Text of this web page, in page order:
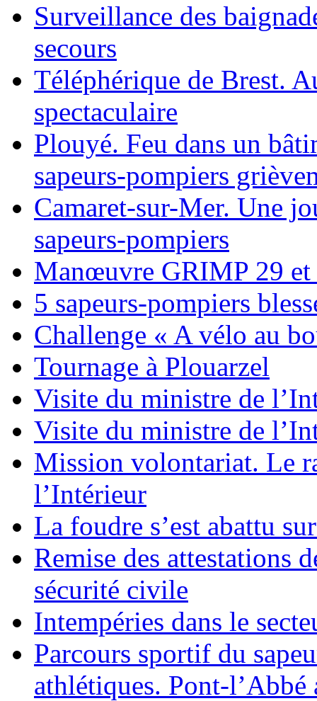
Surveillance des
secours
Téléphérique de Brest.
spectaculaire
Plouyé. Feu dans un
sapeurs-pompiers
Camaret-sur-Mer. Une
sapeurs-pompiers
Manœuvre GRIMP 29 et
5 sapeurs-pompiers
Challenge « A vélo au
Tournage à Plouarzel
Visite du ministre de
Visite du ministre de
Mission volontariat. Le
l’Intérieur
La foudre s’est abattu
Remise des attestations
sécurité civile
Intempéries dans le
Parcours sportif du
athlétiques. Pont-